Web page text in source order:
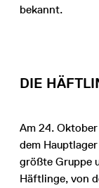
bekannt.
DIE
Am 24.
dem
größte Gruppe
Häftlinge, von